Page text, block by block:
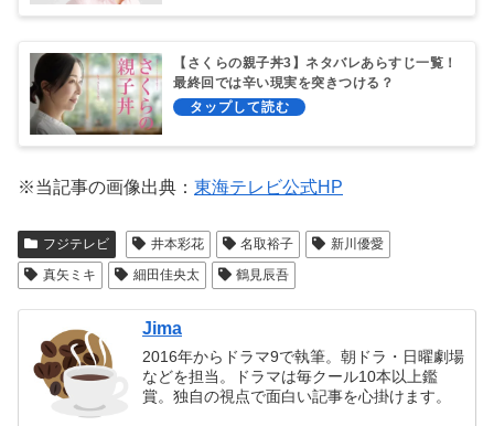
【さくらの親子丼3】ネタバレあらすじ一覧！
最終回では辛い現実を突きつける？
※当記事の画像出典： 東海テレビ公式HP
フジテレビ 井本彩花 名取裕子
新川優愛
真矢ミキ
細田佳央太 鶴見辰吾
Jima
2016年からドラマ9で執筆。朝ドラ・日曜劇場
などを担当。ドラマは毎クール10本以上鑑
賞。独自の視点で面白い記事を心掛けます。